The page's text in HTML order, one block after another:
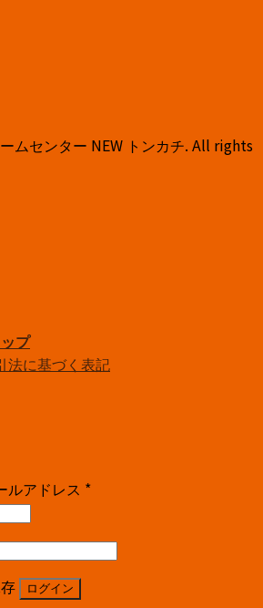
ムセンター NEW トンカチ. All rights
プ
法に基づく表記
ルアドレス *
ログイン